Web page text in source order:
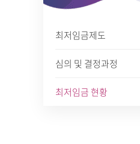
최저임금제도
심의 및 결정과정
최저임금 현황